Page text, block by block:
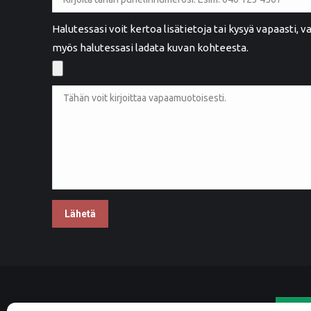
Halutessasi voit kertoa lisätietoja tai kysyä vapaasti,
myös halutessasi ladata kuvan kohteesta.
Maarit Henttula
Rauma